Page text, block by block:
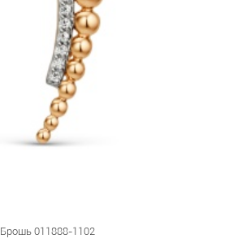
Брошь 011888-1102